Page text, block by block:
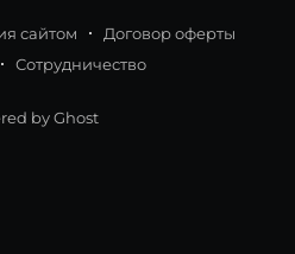
сайтом
Договор оферты
Сотрудничество
by Ghost